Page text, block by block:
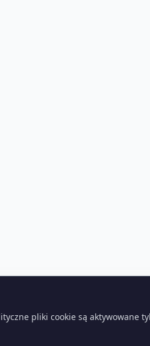
pliki cookie są aktywowane